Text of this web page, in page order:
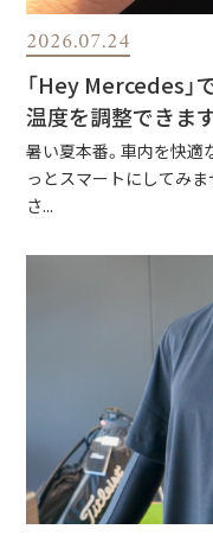
2026.07.24
「Hey Mercedes」
温度を調整できます
暑い夏本番。車内を快適
っとスマートにしてみま
さ...